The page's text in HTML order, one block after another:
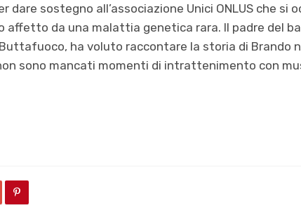
dare sostegno all’associazione Unici ONLUS che si
affetto da una malattia genetica rara. Il padre del
ha voluto raccontare la storia di Brando
sono mancati momenti di intrattenimento con